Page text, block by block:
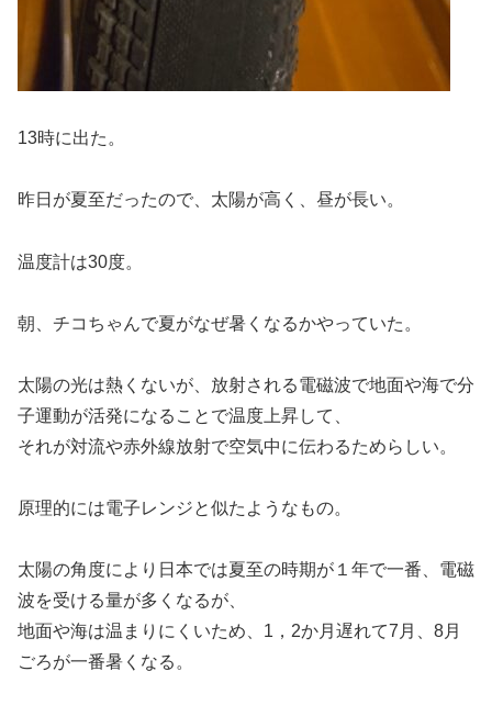
13時に出た。
昨日が夏至だったので、太陽が高く、昼が長い。
温度計は30度。
朝、チコちゃんで夏がなぜ暑くなるかやっていた。
太陽の光は熱くないが、放射される電磁波で地面や海で分
子運動が活発になることで温度上昇して、
それが対流や赤外線放射で空気中に伝わるためらしい。
原理的には電子レンジと似たようなもの。
太陽の角度により日本では夏至の時期が１年で一番、電磁
波を受ける量が多くなるが、
地面や海は温まりにくいため、1，2か月遅れて7月、8月
ごろが一番暑くなる。